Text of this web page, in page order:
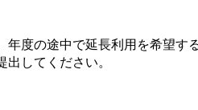
度の途中で延長利用を希望す
出してください。